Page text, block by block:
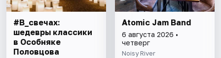
#В_свечах:
шедевры классики
в Особняке
Половцова
Atomic Jam Band
6 августа 2026 •
четверг
Noisy River